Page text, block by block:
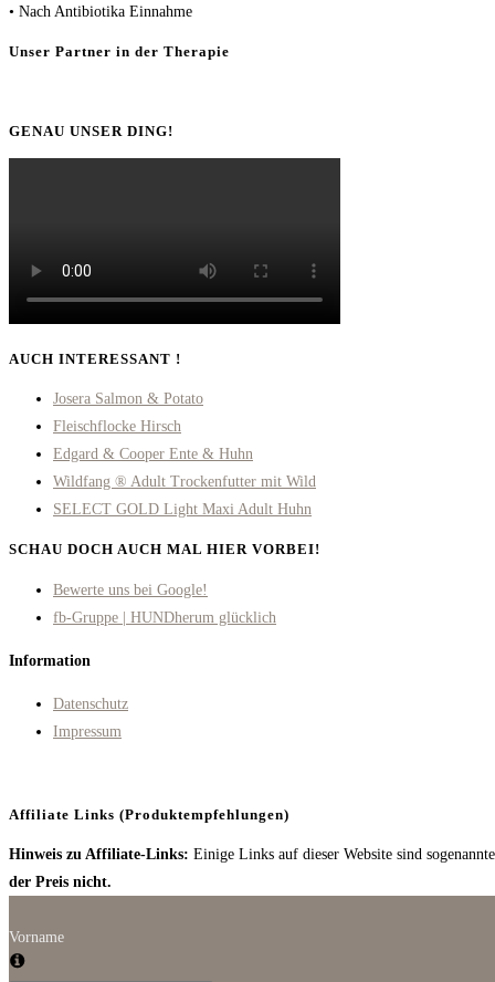
• Nach Antibiotika Einnahme
Unser Partner in der Therapie
GENAU UNSER DING!
AUCH INTERESSANT !
Josera Salmon & Potato
Fleischflocke Hirsch
Edgard & Cooper Ente & Huhn
Wildfang ® Adult Trockenfutter mit Wild
SELECT GOLD Light Maxi Adult Huhn
SCHAU DOCH AUCH MAL HIER VORBEI!
Bewerte uns bei Google!
in
fb-Gruppe | HUNDherum glücklich
Information
Datenschutz
Impressum
Affiliate Links (Produktempfehlungen)
Hinweis zu Affiliate-Links: Einige Links auf dieser Website sind
der Preis nicht.
Vorname